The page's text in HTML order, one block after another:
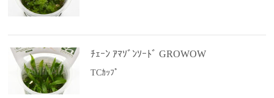
ﾁｪｰﾝ ｱﾏｿﾞﾝｿｰﾄﾞ GROWOW
TCｶｯﾌﾟ